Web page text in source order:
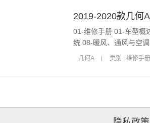
2019-2020款几何
01-维修手册 01-车型概
统 08-暖风、通风与空
车身修理工艺手册 03-
几何A 类别 : 维修手